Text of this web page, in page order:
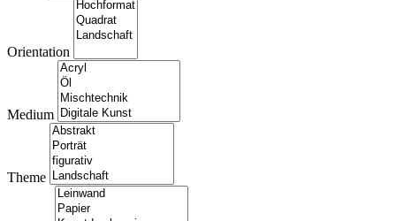
Orientation
Medium
Theme